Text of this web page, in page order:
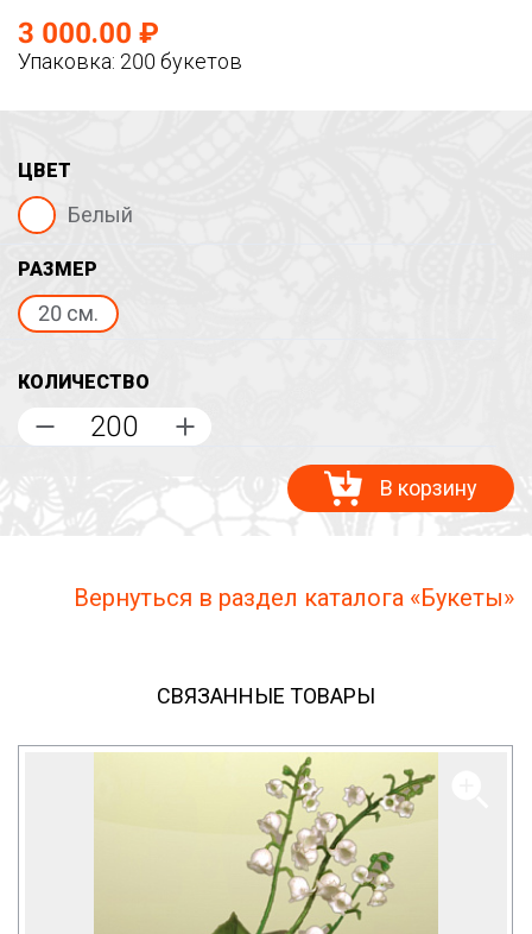
3 000.00 ₽
Упаковка: 200 букетов
ЦВЕТ
Белый
РАЗМЕР
20 см.
КОЛИЧЕСТВО
В корзину
Вернуться в раздел каталога «Букеты»
СВЯЗАННЫЕ ТОВАРЫ